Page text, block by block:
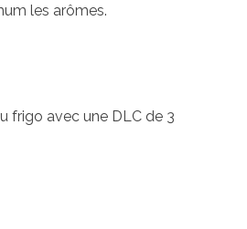
les arômes.
frigo avec une DLC de 3